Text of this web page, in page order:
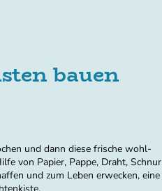
bauen
und dann diese frische wohl-
von Papier, Pappe, Draht, Schnur
und zum Leben erwecken, eine